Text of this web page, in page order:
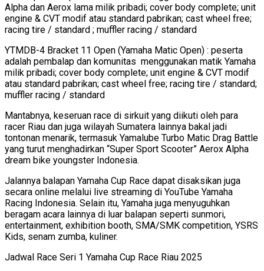
Alpha dan Aerox lama milik pribadi; cover body complete; unit
engine & CVT modif atau standard pabrikan; cast wheel free;
racing tire / standard ; muffler racing / standard
YTMDB-4 Bracket 11 Open (Yamaha Matic Open) : peserta
adalah pembalap dan komunitas menggunakan matik Yamaha
milik pribadi; cover body complete; unit engine & CVT modif
atau standard pabrikan; cast wheel free; racing tire / standard;
muffler racing / standard
Mantabnya, keseruan race di sirkuit yang diikuti oleh para
racer Riau dan juga wilayah Sumatera lainnya bakal jadi
tontonan menarik, termasuk Yamalube Turbo Matic Drag Battle
yang turut menghadirkan “Super Sport Scooter” Aerox Alpha
dream bike youngster Indonesia.
Jalannya balapan Yamaha Cup Race dapat disaksikan juga
secara online melalui live streaming di YouTube Yamaha
Racing Indonesia. Selain itu, Yamaha juga menyuguhkan
beragam acara lainnya di luar balapan seperti sunmori,
entertainment, exhibition booth, SMA/SMK competition, YSRS
Kids, senam zumba, kuliner.
Jadwal Race Seri 1 Yamaha Cup Race Riau 2025